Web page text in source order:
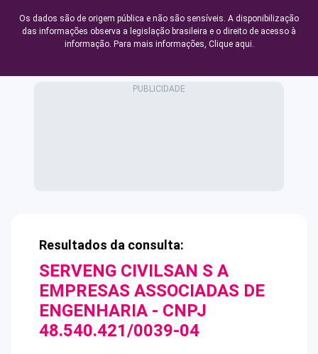
Os dados são de origem pública e não são sensíveis. A disponibilização
das informações observa a legislação brasileira e o direito de acesso à
informação. Para mais informações, Clique aqui.
Resultados da consulta:
SERVENG CIVILSAN S A
EMPRESAS ASSOCIADAS DE
ENGENHARIA - CNPJ
48.540.421/0039-04